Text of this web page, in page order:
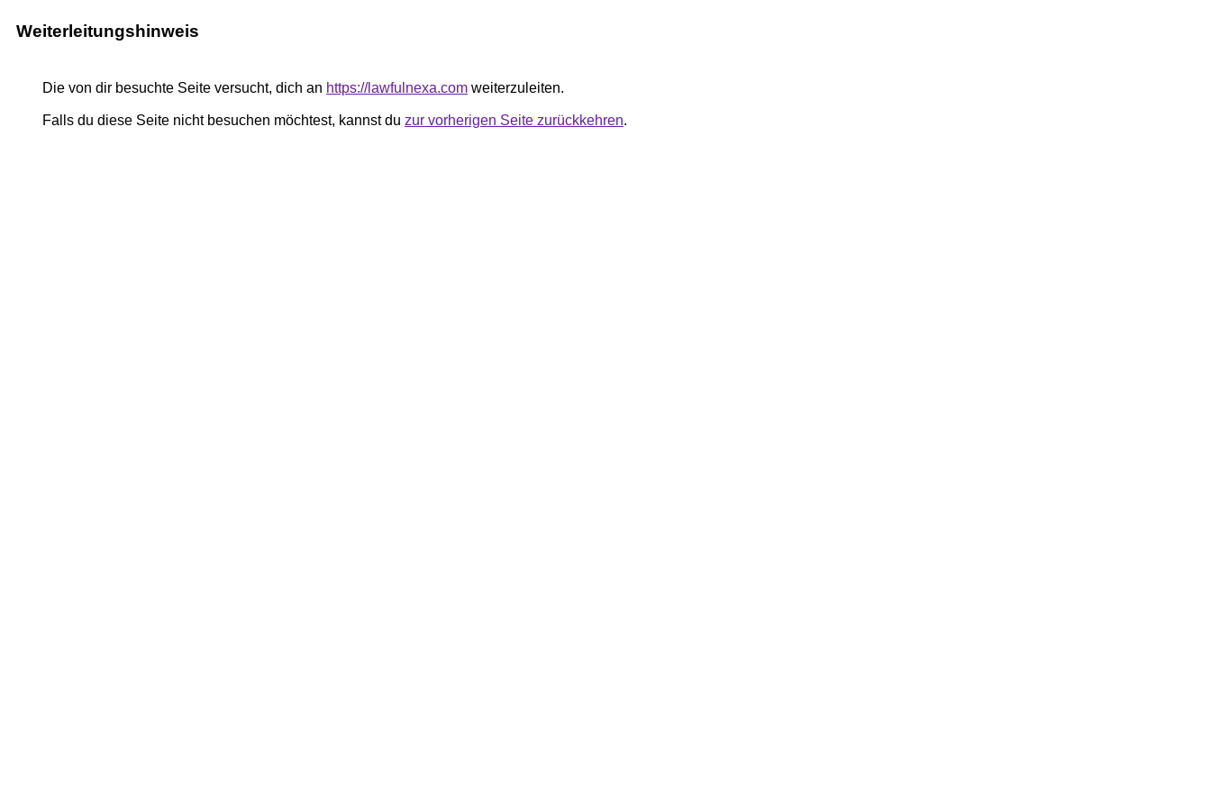
Weiterleitungshinweis
Die von dir besuchte Seite versucht, dich an https://lawfulnexa.com weiterzuleiten.
Falls du diese Seite nicht besuchen möchtest, kannst du zur vorherigen Seite zurückkehren.